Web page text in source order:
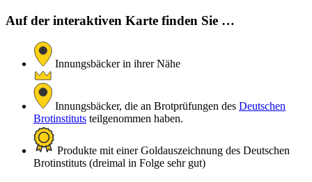
Auf der interaktiven Karte finden Sie …
Innungsbäcker in ihrer Nähe
Innungsbäcker, die an Brotprüfungen des Deutschen
Brotinstituts teilgenommen haben.
Produkte mit einer Goldauszeichnung des Deutschen
Brotinstituts (dreimal in Folge sehr gut)